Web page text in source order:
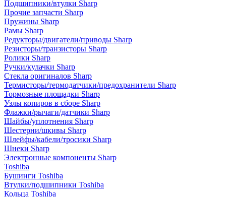
Подшипники/втулки Sharp
Прочие запчасти Sharp
Пружины Sharp
Рамы Sharp
Редукторы/двигатели/приводы Sharp
Резисторы/транзисторы Sharp
Ролики Sharp
Ручки/кулачки Sharp
Стекла оригиналов Sharp
Термисторы/термодатчики/предохранители Sharp
Тормозные площадки Sharp
Узлы копиров в сборе Sharp
Флажки/рычаги/датчики Sharp
Шайбы/уплотнения Sharp
Шестерни/шкивы Sharp
Шлейфы/кабели/тросики Sharp
Шнеки Sharp
Электронные компоненты Sharp
Toshiba
Бушинги Toshiba
Втулки/подшипники Toshiba
Кольца Toshiba